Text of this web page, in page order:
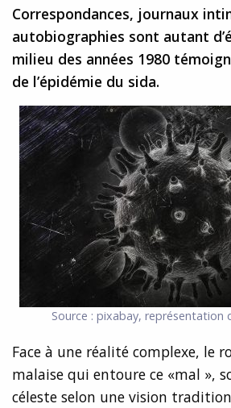
Correspondances, journaux
autobiographies sont autant
milieu des années 1980
de l’épidémie du sida.
Source : pixabay, représentation
Face à une réalité complexe, le
malaise qui entoure ce «mal »,
céleste selon une vision